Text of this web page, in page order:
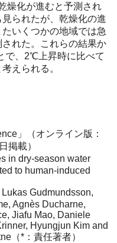
燥化が進むと予測され
られたが、乾燥化の進
いくつかの地域では急
れた。これらの結果か
で、2℃上昇時に比べて
えられる。
」（オンライン版：
掲載）
in dry-season water
to human-induced
Gudmundsson,
Agnès Ducharne,
Jiafu Mao, Daniele
Hyungjun Kim and
（*：責任著者）